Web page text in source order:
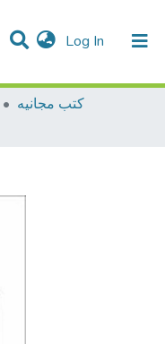
Log In (current)
كتب مجانيه